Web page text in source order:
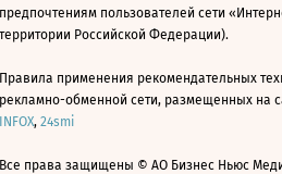
предпочтениям пользователей сети
территории Российской Федерации).
Правила применения рекомендательных
рекламно-обменной сети, размещенных на
INFOX, 24smi
Все права защищены © АО Бизнес Ньюс